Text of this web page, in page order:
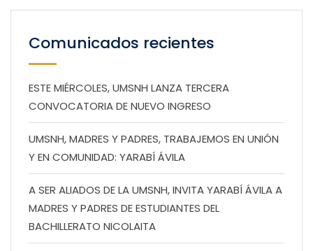
Comunicados recientes
ESTE MIÉRCOLES, UMSNH LANZA TERCERA
CONVOCATORIA DE NUEVO INGRESO
UMSNH, MADRES Y PADRES, TRABAJEMOS EN UNIÓN
Y EN COMUNIDAD: YARABÍ ÁVILA
A SER ALIADOS DE LA UMSNH, INVITA YARABÍ ÁVILA A
MADRES Y PADRES DE ESTUDIANTES DEL
BACHILLERATO NICOLAITA